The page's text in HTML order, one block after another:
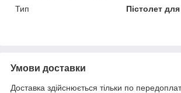
Тип
Пістолет для
Умови доставки
Доставка здійснюється тільки по